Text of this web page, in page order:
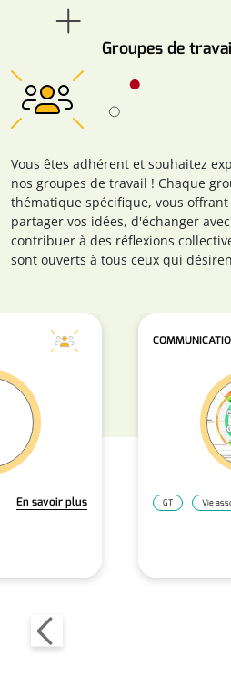
Groupes de
Vous êtes adhérent et souhaitez
nos groupes de travail ! Chaque
thématique spécifique, vous
partager vos idées, d'échanger
contribuer à des réflexions
sont ouverts à tous ceux qui
En savoir plus GT Vie